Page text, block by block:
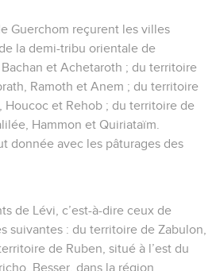
Guerchom reçurent les villes
la demi-tribu orientale de
Bachan et Achetaroth ; du territoire
Ramoth et Anem ; du territoire
Houcoc et Rehob ; du territoire de
Hammon et Quiriataïm.
donnée avec les pâturages des
de Lévi, c’est-à-dire ceux de
suivantes : du territoire de Zabulon,
de Ruben, situé à l’est du
Besser, dans la région